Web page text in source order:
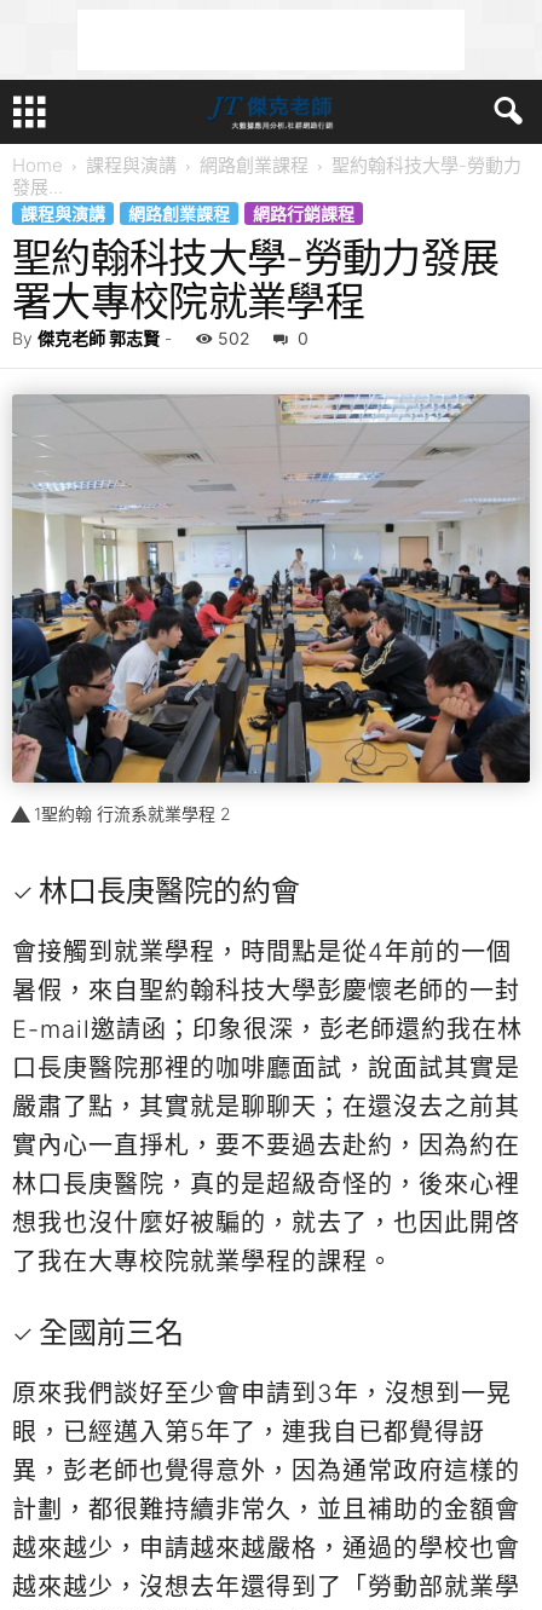
Home 課程與演講 網路創業課程
聖約翰科技大學-勞動力
發展...
課程與演講 網路創業課程 網路行銷課程
聖約翰科技大學-勞動力發展
署大專校院就業學程
By 傑克老師 郭志賢- 502 0
1聖約翰 行流系就業學程 2
林口長庚醫院的約會
會接觸到就業學程，時間點是從4年前的一個
暑假，來自聖約翰科技大學彭慶懷老師的一封
E-mail邀請函；印象很深，彭老師還約我在林
口長庚醫院那裡的咖啡廳面試，說面試其實是
嚴肅了點，其實就是聊聊天；在還沒去之前其
實內心一直掙札，要不要過去赴約，因為約在
林口長庚醫院，真的是超級奇怪的，後來心裡
想我也沒什麼好被騙的，就去了，也因此開啓
了我在大專校院就業學程的課程。
全國前三名
原來我們談好至少會申請到3年，沒想到一晃
眼，已經邁入第5年了，連我自已都覺得訝
異，彭老師也覺得意外，因為通常政府這樣的
計劃，都很難持續非常久，並且補助的金額會
越來越少，申請越來越嚴格，通過的學校也會
越來越少，沒想去年還得到了「勞動部就業學